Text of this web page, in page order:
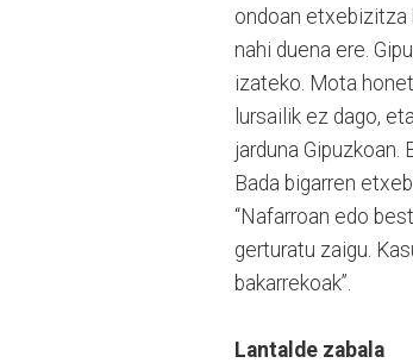
ondoan etxebizitza
nahi duena ere.
izateko. Mota
lursailik ez dago,
jarduna Gipuzkoan.
Bada bigarren
“Nafarroan edo
gerturatu zaigu.
bakarrekoak”.
Lantalde zabala